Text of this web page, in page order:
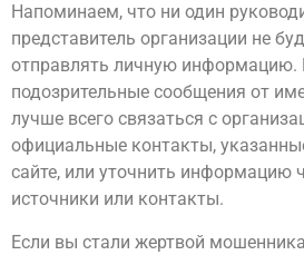
Напоминаем, что ни один
представитель организации не
отправлять личную информацию.
подозрительные сообщения от
лучше всего связаться с
официальные контакты,
сайте, или уточнить информацию
источники или контакты.
Если вы стали жертвой